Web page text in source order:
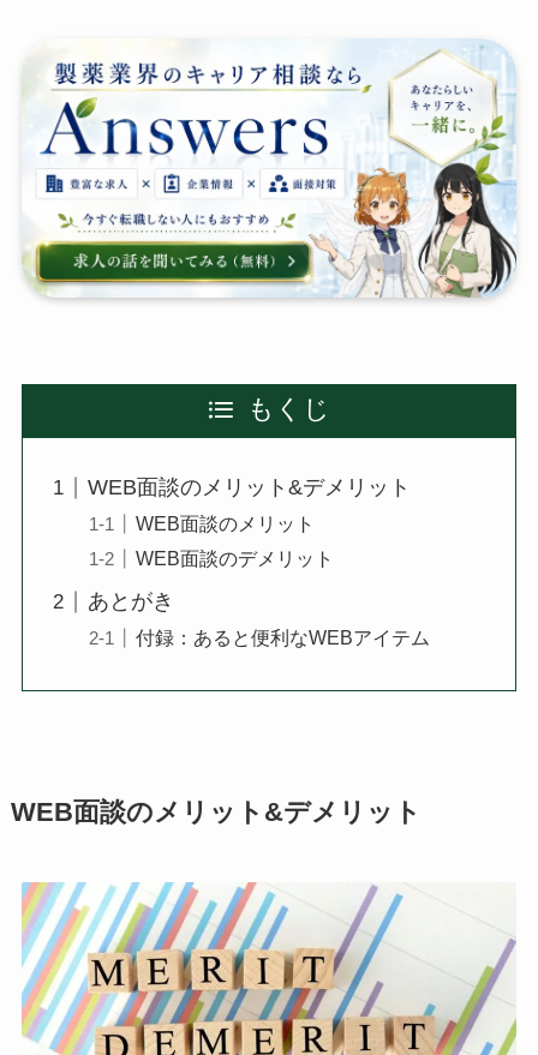
もくじ
WEB面談のメリット&デメリット
WEB面談のメリット
WEB面談のデメリット
あとがき
付録：あると便利なWEBアイテム
WEB面談のメリット&デメリット